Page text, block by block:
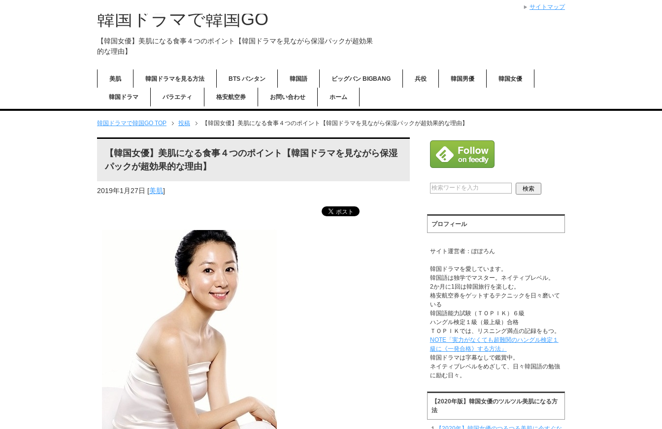
韓国ドラマで韓国GO
【韓国女優】美肌になる食事４つのポイント【韓国ドラマを見ながら保湿パックが超効果
的な理由】
美肌 韓国ドラマを見る方法 BTS バンタン 韓国語 ビッグバン BIGBANG 兵役 韓国男優 韓国女優
韓国ドラマ バラエティ 格安航空券 お問い合わせ ホーム
韓国ドラマで韓国GO TOP 投稿 【韓国女優】美肌になる食事４つのポイント【韓国ドラマを見ながら保湿パックが超効果的な理由】
【韓国女優】美肌になる食事４つのポイント【韓国ドラマを見ながら保湿
パックが超効果的な理由】
2019年1月27日 [美肌]
プロフィール
サイト運営者：ぽぽろん
韓国ドラマを愛しています。
韓国語は独学でマスター。ネイティブレベル。
2か月に1回は韓国旅行を楽しむ。
格安航空券をゲットするテクニックを日々磨いて
いる
韓国語能力試験（ＴＯＰＩＫ）６級
ハングル検定１級（最上級）合格
ＴＯＰＩＫでは、リスニング満点の記録をもつ。
NOTE「実力がなくても超難関のハングル検定１
級に《一発合格》する方法」
韓国ドラマは字幕なしで鑑賞中。
ネイティブレベルをめざして、日々韓国語の勉強
に励む日々。
【2020年版】韓国女優のツルツル美肌になる方
法
サイトマップ